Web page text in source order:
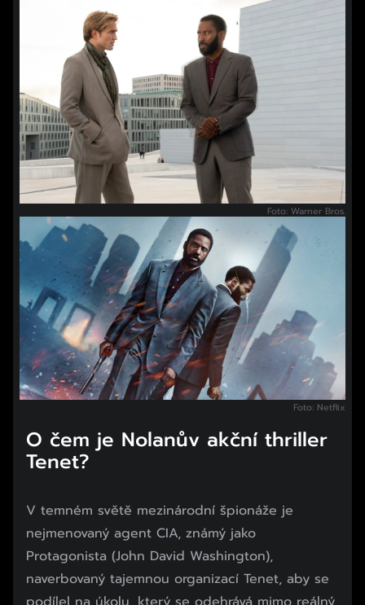
Foto: Warner Bros.
Foto: Netflix
O čem je Nolanův akční thriller
Tenet?
V temném světě mezinárodní špionáže je
nejmenovaný agent CIA, známý jako
Protagonista (John David Washington),
naverbovaný tajemnou organizací Tenet, aby se